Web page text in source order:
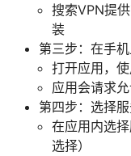
搜索VPN提
装
第三步：在手
打开应用，
应用会请求
第四步：选择
在应用内选
选择）